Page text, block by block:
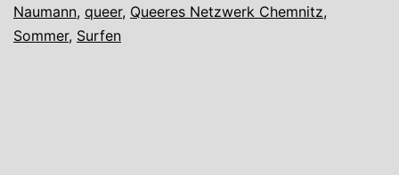
Naumann, queer, Queeres Netzwerk Chemnitz,
Sommer, Surfen